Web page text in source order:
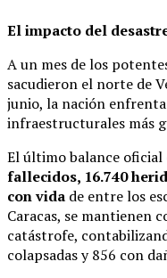
El impacto del
A un mes de los
sacudieron el norte de
junio, la nación
infraestructurales más
El último balance
fallecidos, 16.740
con vida de entre los
Caracas, se mantienen
catástrofe,
colapsadas y 856 con